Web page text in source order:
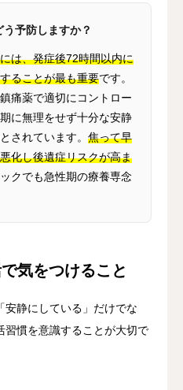
予防しますか？
は、発症後72時間以内に
ることが最も重要です。
痛薬で適切にコントロー
に無理をせず十分な安静
されています。 焦って早
化し後遺症リスクが高ま
クでも急性期の療養専念
気をつけること
安静にしている」だけでな
習慣を意識することが大切で